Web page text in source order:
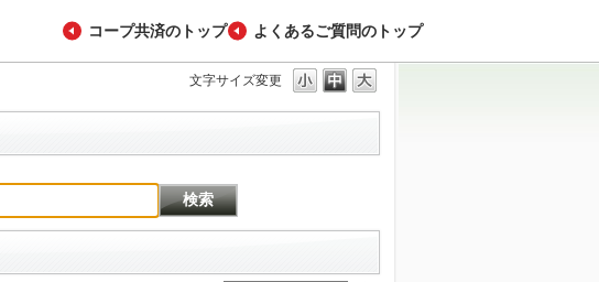
コープ共済のトップ よくあるご質問のトップ
文字サイズ変更